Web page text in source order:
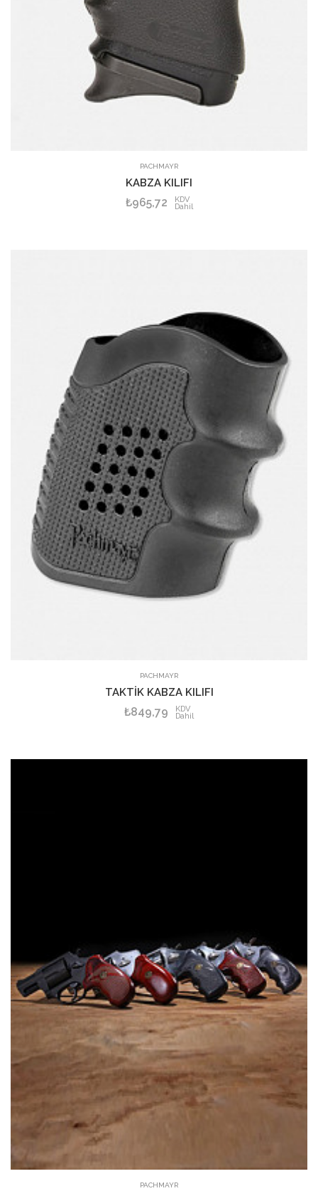
PACHMAYR
KABZA KILIFI
₺965,72 KDV
Dahil
PACHMAYR
TAKTİK KABZA KILIFI
₺849,79 KDV
Dahil
PACHMAYR